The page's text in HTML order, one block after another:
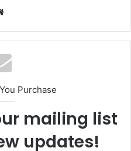
Purchase
mailing list
updates!